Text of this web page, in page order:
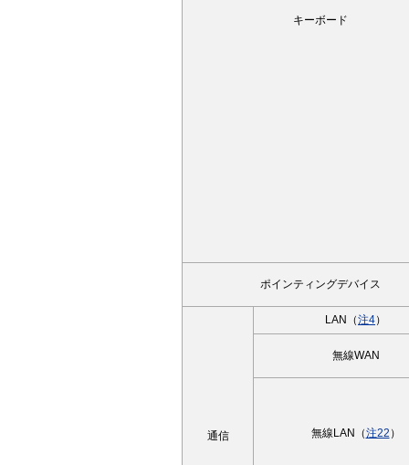
キーボード
ポインティングデバイス
通信
LAN（注4）
無線WAN
無線LAN（注22 ）